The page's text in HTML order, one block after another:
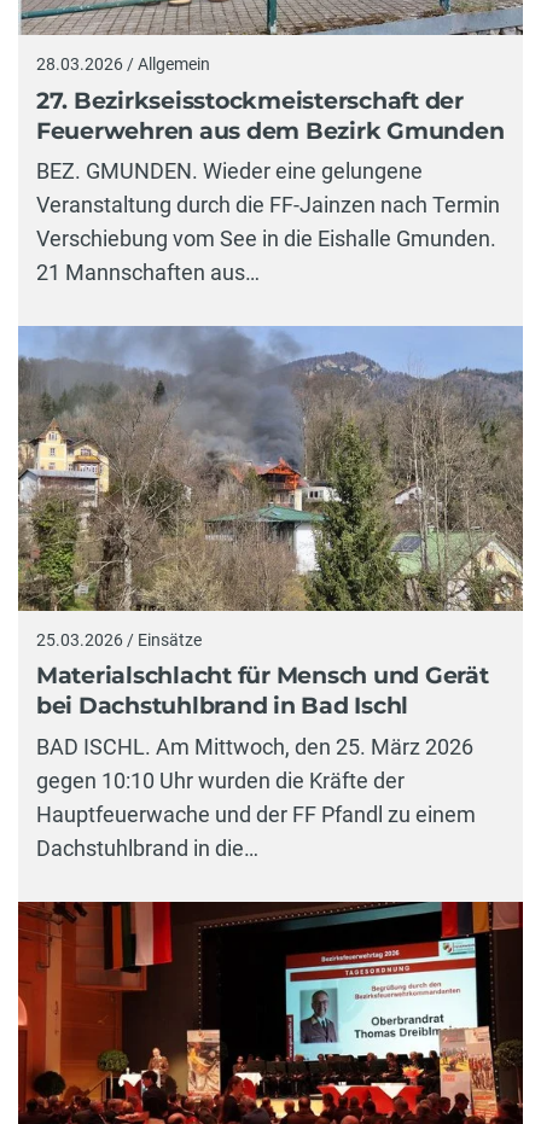
28.03.2026 / Allgemein
27. Bezirkseisstockmeisterschaft der
Feuerwehren aus dem Bezirk Gmunden
BEZ. GMUNDEN. Wieder eine gelungene
Veranstaltung durch die FF-Jainzen nach Termin
Verschiebung vom See in die Eishalle Gmunden.
21 Mannschaften aus…
25.03.2026 / Einsätze
Materialschlacht für Mensch und Gerät
bei Dachstuhlbrand in Bad Ischl
BAD ISCHL. Am Mittwoch, den 25. März 2026
gegen 10:10 Uhr wurden die Kräfte der
Hauptfeuerwache und der FF Pfandl zu einem
Dachstuhlbrand in die…